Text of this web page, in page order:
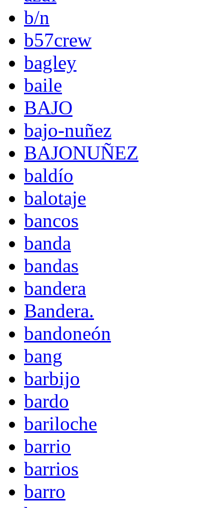
b/n
b57crew
bagley
baile
BAJO
bajo-nuñez
BAJONUÑEZ
baldío
balotaje
bancos
banda
bandas
bandera
Bandera.
bandoneón
bang
barbijo
bardo
bariloche
barrio
barrios
barro